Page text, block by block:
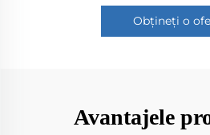
Obțineți o
Avantajele